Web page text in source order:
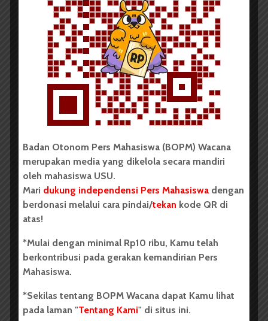
BERITA KAMPUS
Tim Mahasiswa USU Raih Juara I
Vokal Grup Pada PEKSIMIDA 2026
Dark Mode | Moda Gelap
Oleh: Cyntia Lorena Br Tarigan USU, wacana.org –
Tim mahasiswa Universitas Sumatera Utara...
BERITA KAMPUS
BPDP Sosialisasikan Lomba Riset
Mahasiswa 2026, Dorong Inovasi
Penelitian dalam Sektor
Perkebunan
...
Badan Otonom Pers Mahasiswa (BOPM) Wacana
merupakan media yang dikelola secara mandiri
oleh mahasiswa USU.
Mari dukung independensi Pers Mahasiswa dengan
berdonasi melalui cara pindai/tekan kode QR di
atas!
*Mulai dengan minimal Rp10 ribu, Kamu telah
berkontribusi pada gerakan kemandirian Pers
Mahasiswa.
*Sekilas tentang BOPM Wacana dapat Kamu lihat
pada laman "Tentang Kami" di situs ini.